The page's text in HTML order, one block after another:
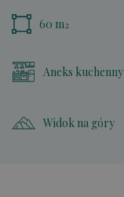
60 m2
Aneks kuchenny
Widok na góry